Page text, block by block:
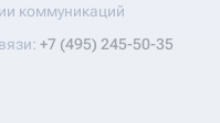
коммуникаций
+7 (495) 245-50-35